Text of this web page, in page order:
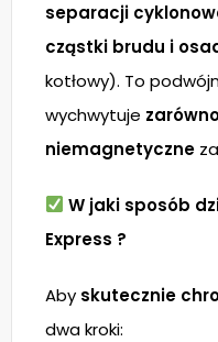
separacji
cząstki brudu i
kotłowy). To
wychwytuje
niemagnetyczne
W jaki sposób
Express ?
Aby skutecznie
dwa kroki: